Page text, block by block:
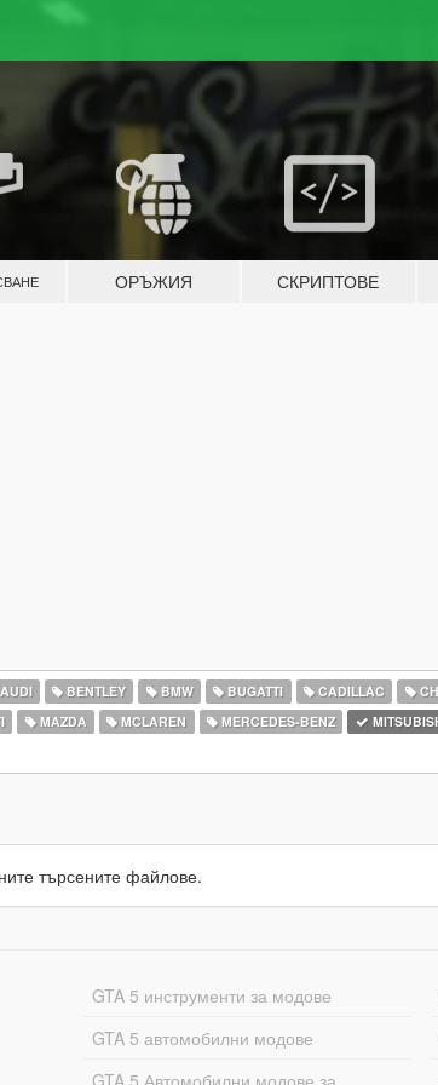
ОРЪЖИЯ СКРИПТОВЕ
BENTLEY BMW BUGATTI CADILLAC
MAZDA MCLAREN MERCEDES-BENZ
търсените файлове.
GTA 5 инструменти за модове
GTA 5 автомобилни модове
GTA 5 Автомобилни модове за